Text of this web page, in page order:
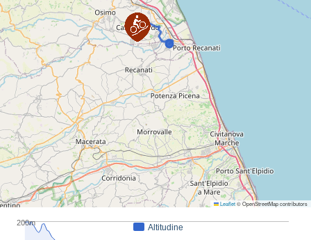
Leaflet© OpenStreetMap contributors
Altitudine
200m